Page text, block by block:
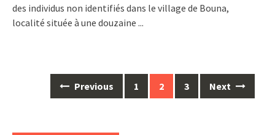
des individus non identifiés dans le village de Bouna,
localité située à une douzaine ...
navigation
Previous 1 2 3 Next